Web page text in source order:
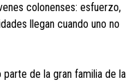
colonenses: esfuerzo,
llegan cuando uno no
parte de la gran familia de la